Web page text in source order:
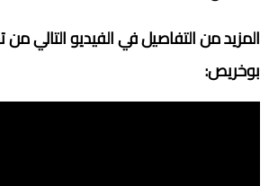
المزيد من التفاصيل في الفيديو التالي من
بوخريص: